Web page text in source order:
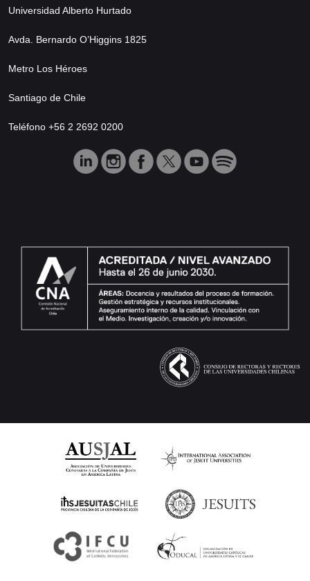
Universidad Alberto Hurtado
Avda. Bernardo O’Higgins 1825
Metro Los Héroes
Santiago de Chile
Teléfono +56 2 2692 0200